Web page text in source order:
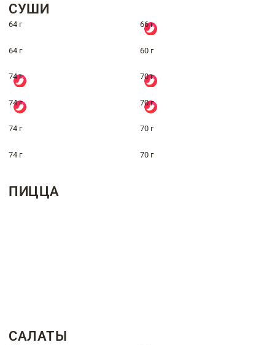
СУШИ
64 г 66 г
64 г 60 г
74 г 70 г
74 г 70 г
74 г 70 г
74 г 70 г
ПИЦЦА
САЛАТЫ